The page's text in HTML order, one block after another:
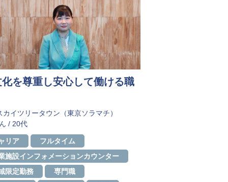
化を尊重し安心して働ける職
カイツリータウン（東京ソラマチ）
/ 20代
リア
フルタイム
施設インフォメーションカウンター
限定勤務
専門職